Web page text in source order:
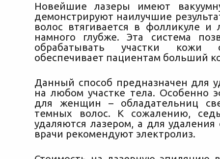
Новейшие лазеры имеют
демонстрируют наилучшие
волос втягивается в фолликуле и
намного глубже. Эта система
обрабатывать участки
обеспечивает пациентам больший
Данный способ предназначен для
на любом участке тела. Особенно
для женщин – обладательниц
темных волос. К сожалению,
удаляются лазером, а для удаления
врачи рекомендуют электролиз.